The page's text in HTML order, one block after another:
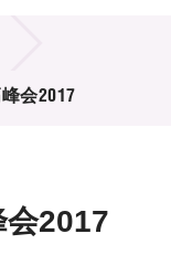
会2017
会2017